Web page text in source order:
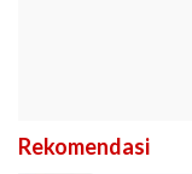
Rekomendasi